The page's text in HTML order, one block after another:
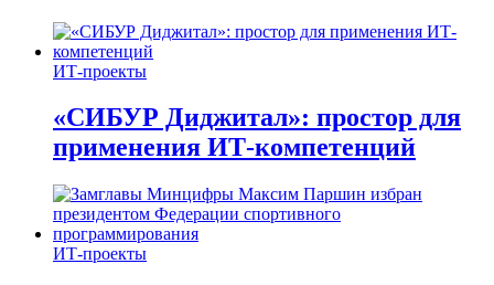
ИТ-проекты
«СИБУР Диджитал»: простор для
применения ИТ-компетенций
ИТ-проекты